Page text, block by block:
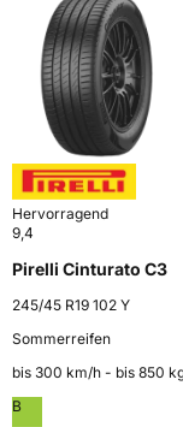
Hervorragend
9,4
Pirelli Cinturato C3
245/45 R19 102 Y
Sommerreifen
bis 300 km⁠/⁠h - bis 850
B